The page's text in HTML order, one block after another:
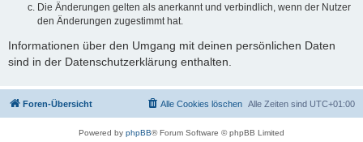
Die Änderungen gelten als anerkannt und verbindlich, wenn der Nutzer
den Änderungen zugestimmt hat.
Informationen über den Umgang mit deinen persönlichen Daten
sind in der Datenschutzerklärung enthalten.
Foren-Übersicht Alle Zeiten sind UTC+01:00
Alle Cookies löschen
Powered by phpBB® Forum Software © phpBB Limited